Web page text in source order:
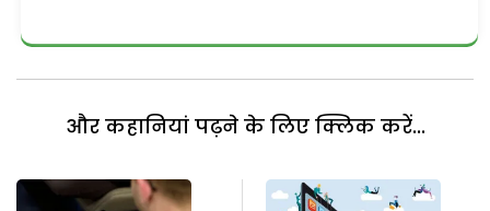
और कहानियां पढ़ने के लिए क्लिक करें...